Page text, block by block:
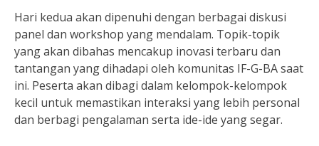
Hari kedua akan dipenuhi dengan berbagai diskusi
panel dan workshop yang mendalam. Topik-topik
yang akan dibahas mencakup inovasi terbaru dan
tantangan yang dihadapi oleh komunitas IF-G-BA saat
ini. Peserta akan dibagi dalam kelompok-kelompok
kecil untuk memastikan interaksi yang lebih personal
dan berbagi pengalaman serta ide-ide yang segar.